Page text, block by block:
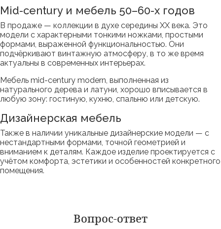
Mid-century и мебель 50–60-х годов
В продаже — коллекции в духе середины XX века. Это
модели с характерными тонкими ножками, простыми
формами, выраженной функциональностью. Они
подчёркивают винтажную атмосферу, в то же время
актуальны в современных интерьерах.
Мебель mid-century modern, выполненная из
натурального дерева и латуни, хорошо вписывается в
любую зону: гостиную, кухню, спальню или детскую.
Дизайнерская мебель
Также в наличии уникальные дизайнерские модели — с
нестандартными формами, точной геометрией и
вниманием к деталям. Каждое изделие проектируется с
учётом комфорта, эстетики и особенностей конкретного
помещения.
Вопрос-ответ